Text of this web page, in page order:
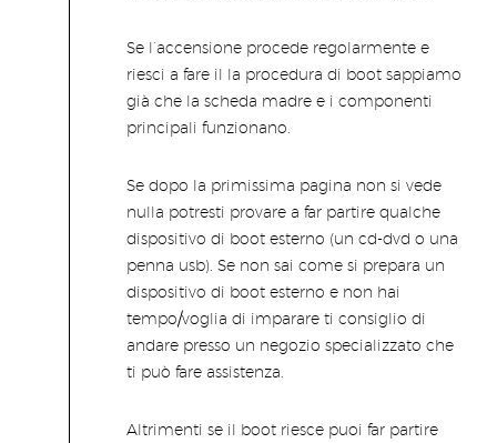
Se l’accensione procede regolarmente e
riesci a fare il la procedura di boot sappiamo
già che la scheda madre e i componenti
principali funzionano.
Se dopo la primissima pagina non si vede
nulla potresti provare a far partire qualche
dispositivo di boot esterno (un cd-dvd o una
penna usb). Se non sai come si prepara un
dispositivo di boot esterno e non hai
tempo/voglia di imparare ti consiglio di
andare presso un negozio specializzato che
ti può fare assistenza.
Altrimenti se il boot riesce puoi far partire